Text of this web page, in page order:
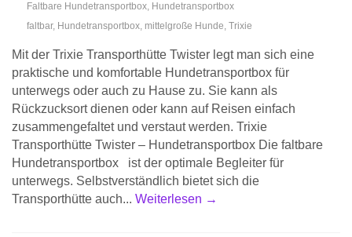
Faltbare Hundetransportbox, Hundetransportbox
faltbar, Hundetransportbox, mittelgroße Hunde, Trixie
Mit der Trixie Transporthütte Twister legt man sich eine
praktische und komfortable Hundetransportbox für
unterwegs oder auch zu Hause zu. Sie kann als
Rückzucksort dienen oder kann auf Reisen einfach
zusammengefaltet und verstaut werden. Trixie
Transporthütte Twister – Hundetransportbox Die faltbare
Hundetransportbox ist der optimale Begleiter für
unterwegs. Selbstverständlich bietet sich die
Transporthütte auch... Weiterlesen →